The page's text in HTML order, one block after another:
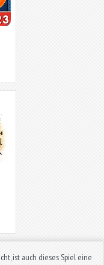
ist auch dieses Spiel eine